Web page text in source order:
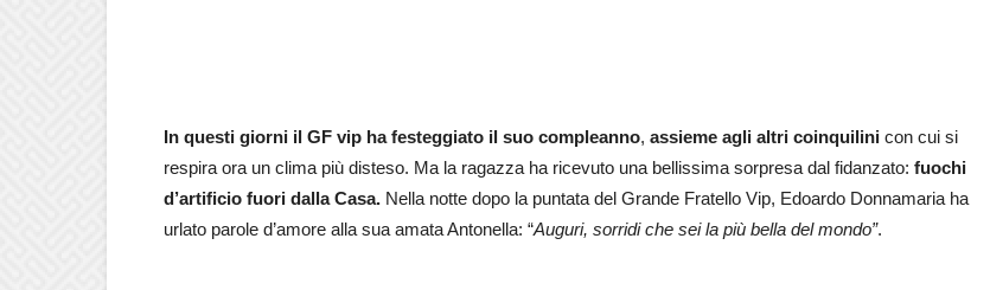
In questi giorni il GF vip ha festeggiato il suo compleanno, assieme agli altri coinquilini con cui si
respira ora un clima più disteso. Ma la ragazza ha ricevuto una bellissima sorpresa dal fidanzato: fuochi
d’artificio fuori dalla Casa. Nella notte dopo la puntata del Grande Fratello Vip, Edoardo Donnamaria ha
urlato parole d’amore alla sua amata Antonella: “Auguri, sorridi che sei la più bella del mondo”.